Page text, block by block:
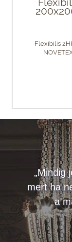
Flexibilis
„Mindig
mert ha
a